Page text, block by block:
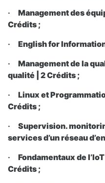
· Management des
Crédits ;
· English for
· Management de la
qualité | 2 Crédits ;
· Linux et
Crédits ;
· Supervision.
services d’un réseau
· Fondamentaux de
Crédits ;